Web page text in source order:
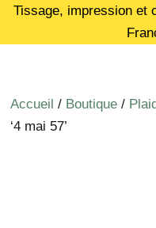
Tissage, impression et
Accueil / Boutique /
‘4 mai 57’